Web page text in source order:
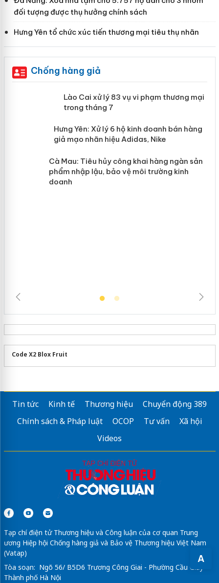
A
đối tượng được thụ hưởng chính sách
Hưng Yên tổ chức xúc tiến thương mại tiêu thụ nhãn
Chống hàng giả
Lào Cai xử lý 83 vụ vi phạm thương
mại trong tháng 7
Hưng Yên: Xử lý 6 hộ kinh doanh bán
hàng giả mạo nhãn hiệu Adidas, Nike
Code X2 Blox Fruit
Tin tức Kinh tế Thương hiệu
Chuyển động 389
Chính sách & Pháp luật
OCOP Tư vấn
Xã hội
Videos
Tạp chí điện tử Thương hiệu và Công luận của cơ quan Trung
ương Hiệp hội Chống hàng giả và Bảo vệ Thương hiệu Việt Nam
(Vatap)
Tòa soạn: Ngõ 56/ B5D6 Trương Công Giai - Phường Cầu Giấy -
Thành phố Hà Nội